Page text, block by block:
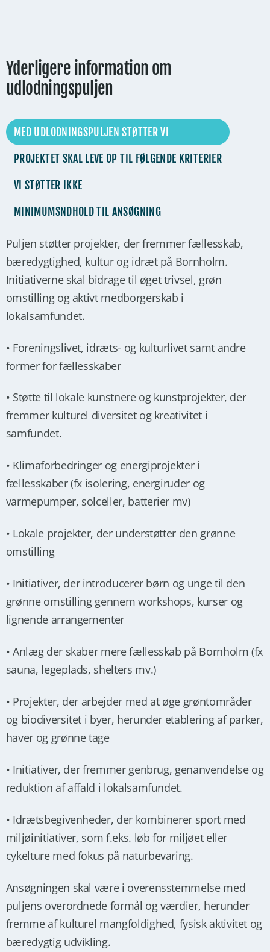
Yderligere information om
udlodningspuljen
MED UDLODNINGSPULJEN STØTTER VI
PROJEKTET SKAL LEVE OP TIL FØLGENDE KRITERIER
VI STØTTER IKKE
MINIMUMSNDHOLD TIL ANSØGNING
Puljen støtter projekter, der fremmer fællesskab,
bæredygtighed, kultur og idræt på Bornholm.
Initiativerne skal bidrage til øget trivsel, grøn
omstilling og aktivt medborgerskab i
lokalsamfundet.
• Foreningslivet, idræts- og kulturlivet samt andre
former for fællesskaber
• Støtte til lokale kunstnere og kunstprojekter, der
fremmer kulturel diversitet og kreativitet i
samfundet.
• Klimaforbedringer og energiprojekter i
fællesskaber (fx isolering, energiruder og
varmepumper, solceller, batterier mv)
• Lokale projekter, der understøtter den grønne
omstilling
• Initiativer, der introducerer børn og unge til den
grønne omstilling gennem workshops, kurser og
lignende arrangementer
• Anlæg der skaber mere fællesskab på Bornholm (fx
sauna, legeplads, shelters mv.)
• Projekter, der arbejder med at øge grøntområder
og biodiversitet i byer, herunder etablering af parker,
haver og grønne tage
• Initiativer, der fremmer genbrug, genanvendelse og
reduktion af affald i lokalsamfundet.
• Idrætsbegivenheder, der kombinerer sport med
miljøinitiativer, som f.eks. løb for miljøet eller
cykelture med fokus på naturbevaring.
Ansøgningen skal være i overensstemmelse med
puljens overordnede formål og værdier, herunder
fremme af kulturel mangfoldighed, fysisk aktivitet og
bæredygtig udvikling.